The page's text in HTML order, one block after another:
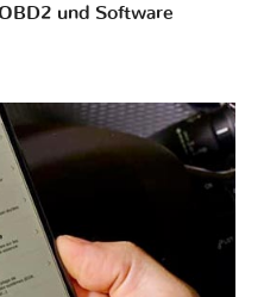
und Software